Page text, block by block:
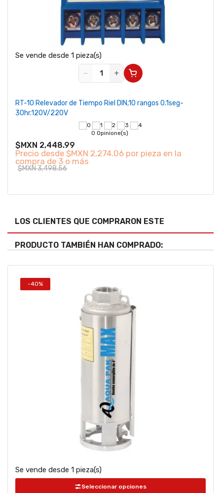
Se vende desde 1 pieza(s)
−
+
RT-10 Relevador de Tiempo Riel DIN,10 rangos 0.1seg-
30hr.120V/220V
0 Opinione(s)
$MXN 2,448.99
Precio desde $MXN 2,274.06 por pieza en la
compra de 3 o más
$MXN 3,498.56
LOS CLIENTES QUE COMPRARON ESTE
PRODUCTO TAMBIÉN HAN COMPRADO:
-40%
Se vende desde 1 pieza(s)
Seleccionar opciones